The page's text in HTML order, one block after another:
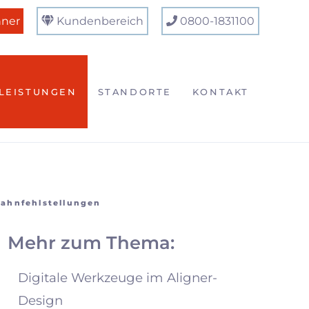
Kundenbereich 0800-1831100
STANDORTE KONTAKT
Mehr zum Thema:
Digitale Werkzeuge im Aligner-
Design